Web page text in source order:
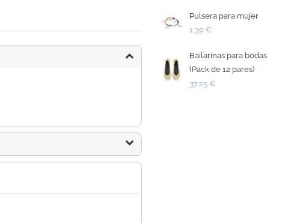
Pulsera para mujer
1,39 €
Bailarinas para bodas
(Pack de 12 pares)
37,25 €